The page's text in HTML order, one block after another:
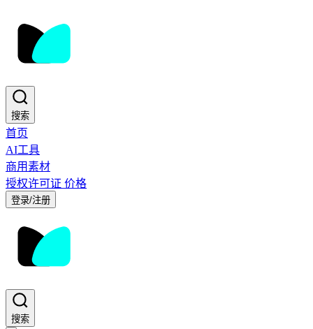
搜索
首页
AI工具
商用素材
授权许可证 价格
登录/注册
搜索